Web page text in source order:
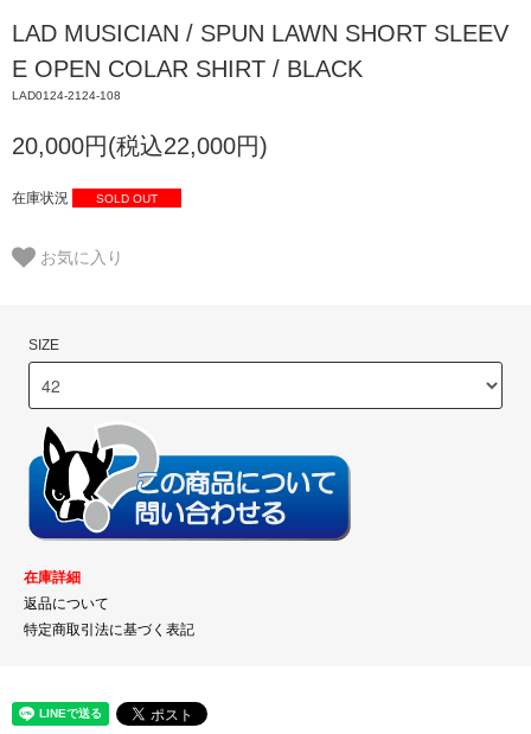
LAD MUSICIAN / SPUN LAWN SHORT SLEEV
E OPEN COLAR SHIRT / BLACK
LAD0124-2124-108
20,000円(税込22,000円)
在庫状況 SOLD OUT
お気に入り
SIZE
在庫詳細
返品について
特定商取引法に基づく表記